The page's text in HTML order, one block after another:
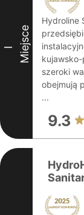
I Miejsce
Hydroline
szeroki
obejmują
...
9.3